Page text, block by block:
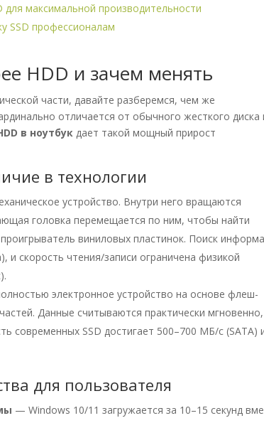
для максимальной производительности
SSD профессионалам
HDD и зачем менять
части, давайте разберемся, чем же
отличается от обычного жесткого диска
в ноутбукдает такой мощный прирост
в технологии
устройство. Внутри него вращаются
головка перемещается по ним, чтобы найти
виниловых пластинок. Поиск
и скорость чтения/записи ограничена физикой
электронное устройство на основе флеш-
Данные считываются практически мгновенно,
современных SSD достигает 500–700 МБ/с (SATA)
для пользователя
— Windows 10/11 загружается за 10–15 секунд